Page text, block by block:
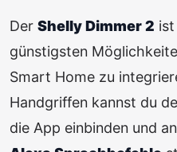
Der Shelly Dimmer 2
günstigsten
Smart Home zu
Handgriffen kannst du
die App einbinden und